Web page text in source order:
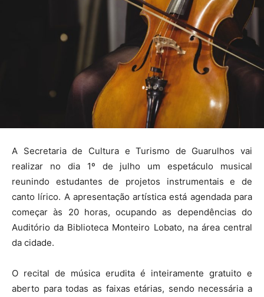
A Secretaria de Cultura e Turismo de Guarulhos vai
realizar no dia 1º de julho um espetáculo musical
reunindo estudantes de projetos instrumentais e de
canto lírico. A apresentação artística está agendada para
começar às 20 horas, ocupando as dependências do
Auditório da Biblioteca Monteiro Lobato, na área central
da cidade.
O recital de música erudita é inteiramente gratuito e
aberto para todas as faixas etárias, sendo necessária a